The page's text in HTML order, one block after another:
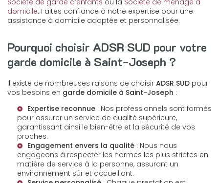
Société de garde d’enfants ou la Société de ménage à
domicile. Faites confiance à notre expertise pour une
assistance à domicile adaptée et personnalisée.
Pourquoi choisir ADSR SUD pour votre
garde domicile à Saint-Joseph ?
Il existe de nombreuses raisons de choisir ADSR SUD pour
vos besoins en garde domicile à Saint-Joseph :
Expertise reconnue : Nos professionnels sont formés
pour assurer un service de qualité supérieure,
garantissant ainsi le bien-être et la sécurité de vos
proches.
Engagement envers la qualité : Nous nous
engageons à respecter les normes les plus strictes en
matière de service à la personne, assurant un
environnement sûr et accueillant.